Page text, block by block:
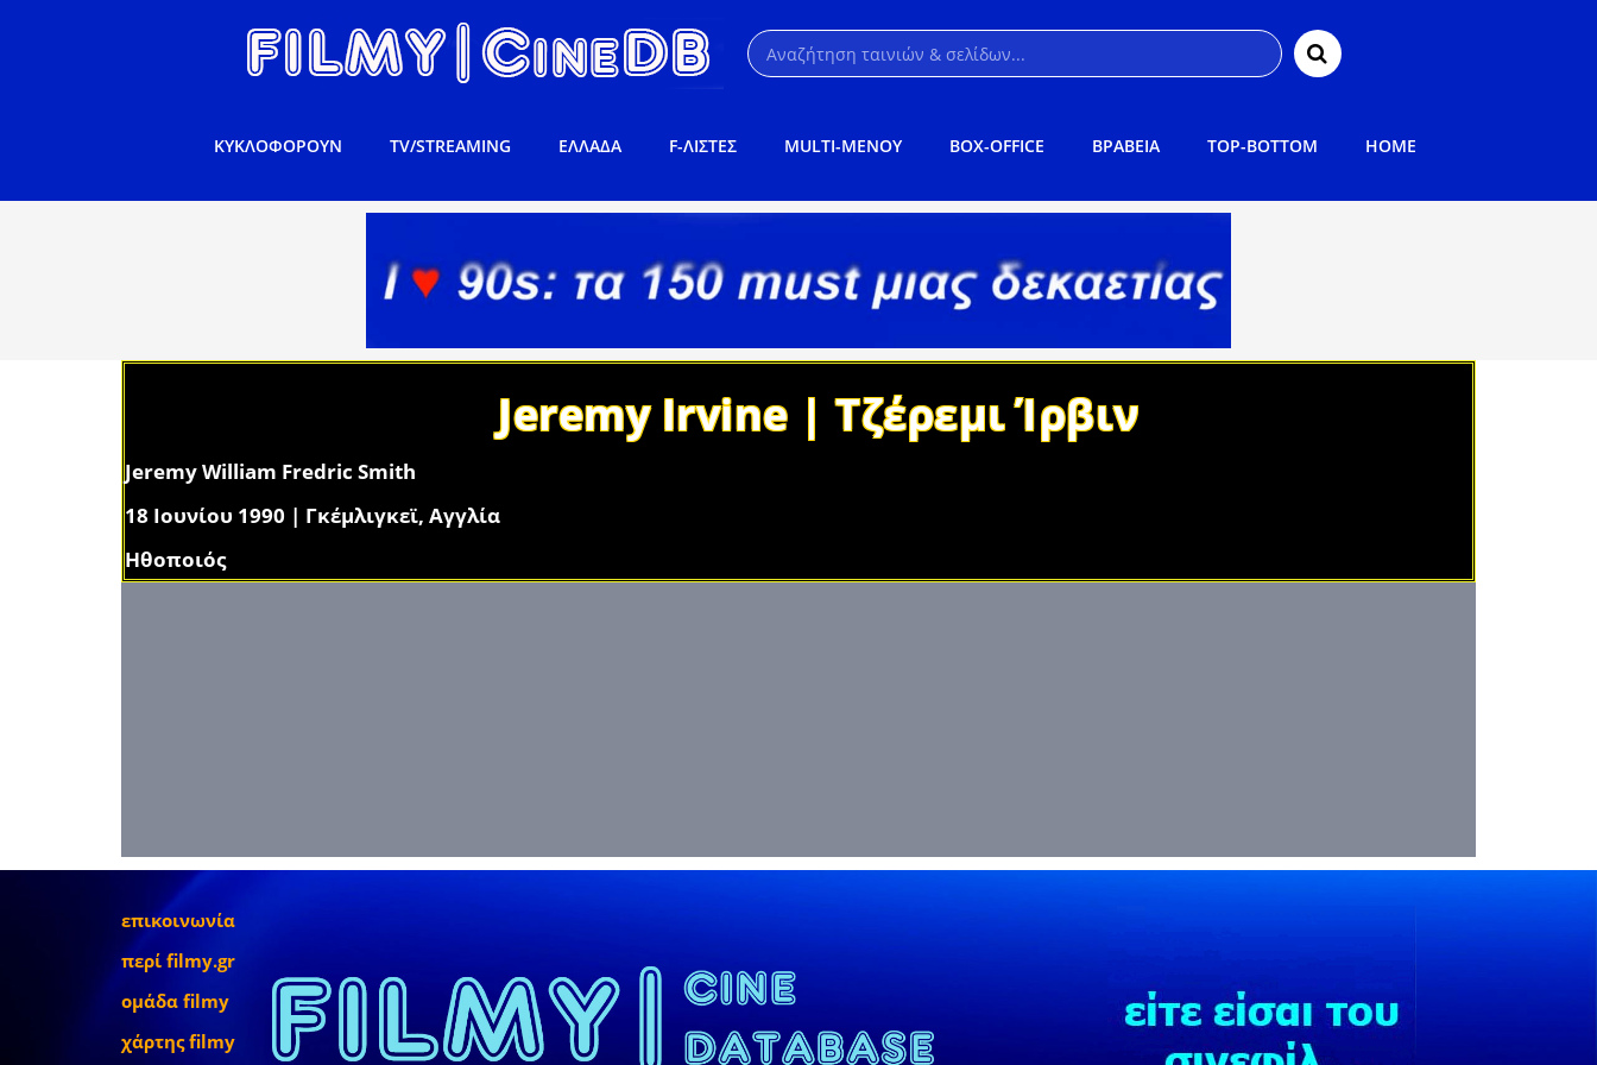
ΚΥΚΛΟΦΟΡΟΥΝ TV/STREAMING ΕΛΛΑΔΑ F-ΛΙΣΤΕΣ MULTI-ΜΕΝΟΥ BOX-OFFICE ΒΡΑΒΕΙΑ TOP-BOTTOM HOME
Jeremy Irvine | Τζέρεμι Ίρβιν
Jeremy William Fredric Smith
18 Ιουνίου 1990 | Γκέμλιγκεϊ, Αγγλία
Ηθοποιός
επικοινωνία
περί filmy.gr
ομάδα filmy
χάρτης filmy